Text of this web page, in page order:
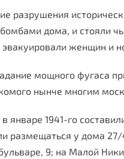
разрушения
дома, и стояли
эвакуировали женщин и
мощного фугаса
нынче многим
январе 1941-го
размещаться у дома 27/
9; на Малой